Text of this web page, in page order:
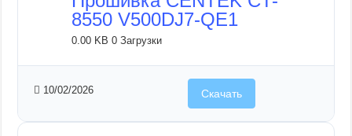
8550 V500DJ7-QE1
0.00 KB0 Загрузки
10/02/2026 Скачать